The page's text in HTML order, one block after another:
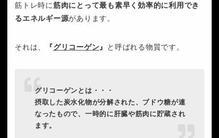
筋トレ時に筋肉にとって最も素早く効率的に利用でき
るエネルギー源があります。
それは、 『グリコーゲン 』 と呼ばれる物質です。
グリコーゲンとは・・・
摂取した炭水化物が分解された、ブドウ糖が連
なったもので、一時的に肝臓や筋肉に貯蔵され
ます。